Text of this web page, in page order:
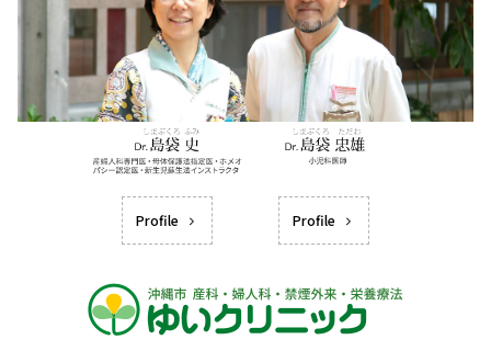
Profile Profile